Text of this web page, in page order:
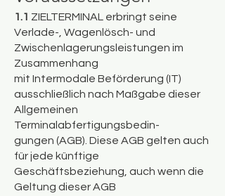
1.1 ZIELTERMINAL erbringt seine
Verlade-, Wagenlösch- und
Zwischenlagerungsleistungen im
Zusammenhang
mit Intermodale Beförderung (IT)
ausschließlich nach Maßgabe dieser
Allgemeinen
Terminalabfertigungsbedin-
gungen (AGB). Diese AGB gelten auch
für jede künftige
Geschäftsbeziehung, auch wenn die
Geltung dieser AGB